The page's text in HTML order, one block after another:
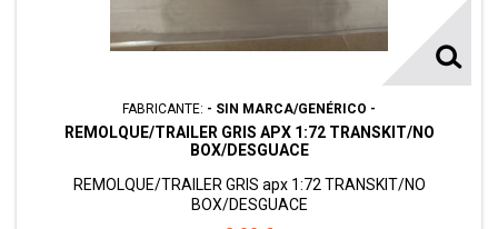
FABRICANTE: - SIN MARCA/GENÉRICO -
REMOLQUE/TRAILER GRIS APX 1:72 TRANSKIT/NO
BOX/DESGUACE
REMOLQUE/TRAILER GRIS apx 1:72 TRANSKIT/NO
BOX/DESGUACE